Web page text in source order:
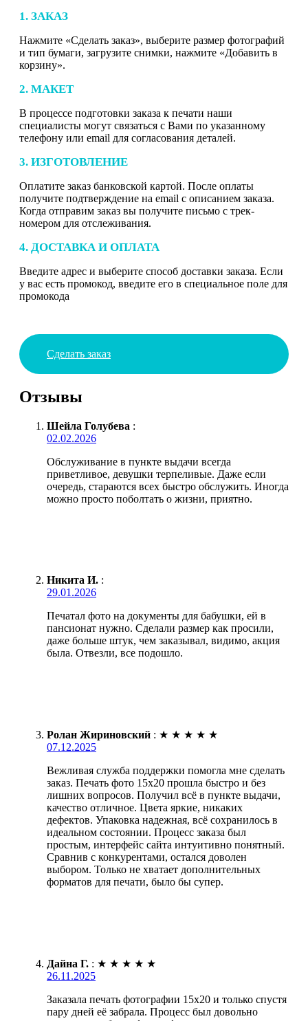
1. ЗАКАЗ
Нажмите «Сделать заказ», выберите размер фотографий
и тип бумаги, загрузите снимки, нажмите «Добавить в
корзину».
2. МАКЕТ
В процессе подготовки заказа к печати наши
специалисты могут связаться с Вами по указанному
телефону или email для согласования деталей.
3. ИЗГОТОВЛЕНИЕ
Оплатите заказ банковской картой. После оплаты
получите подтверждение на email с описанием заказа.
Когда отправим заказ вы получите письмо с трек-
номером для отслеживания.
4. ДОСТАВКА И ОПЛАТА
Введите адрес и выберите способ доставки заказа. Если
у вас есть промокод, введите его в специальное поле для
промокода
Сделать заказ
Отзывы
Шейла Голубева :
02.02.2026
Обслуживание в пункте выдачи всегда
приветливое, девушки терпеливые. Даже если
очередь, стараются всех быстро обслужить. Иногда
можно просто поболтать о жизни, приятно.
Никита И. :
29.01.2026
Печатал фото на документы для бабушки, ей в
пансионат нужно. Сделали размер как просили,
даже больше штук, чем заказывал, видимо, акция
была. Отвезли, все подошло.
Ролан Жириновский : ★ ★ ★ ★ ★
07.12.2025
Вежливая служба поддержки помогла мне сделать
заказ. Печать фото 15х20 прошла быстро и без
лишних вопросов. Получил всё в пункте выдачи,
качество отличное. Цвета яркие, никаких
дефектов. Упаковка надежная, всё сохранилось в
идеальном состоянии. Процесс заказа был
простым, интерфейс сайта интуитивно понятный.
Сравнив с конкурентами, остался доволен
выбором. Только не хватает дополнительных
форматов для печати, было бы супер.
Дайна Г. : ★ ★ ★ ★ ★
26.11.2025
Заказала печать фотографии 15х20 и только спустя
пару дней её забрала. Процесс был довольно